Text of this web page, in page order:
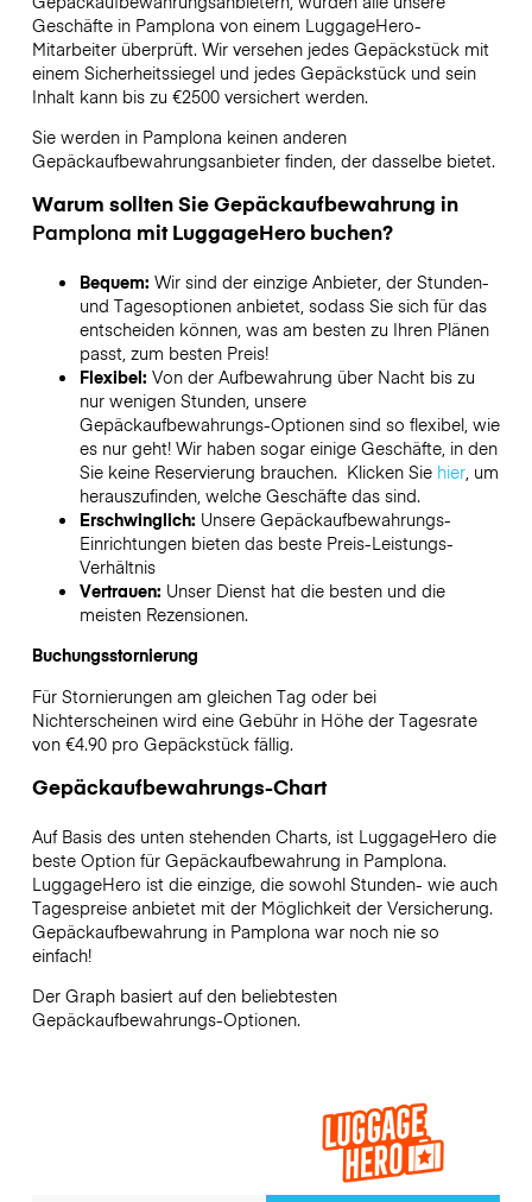
Geschäfte in Pamplona von einem LuggageHero-
Mitarbeiter überprüft. Wir versehen jedes Gepäckstück mit
einem Sicherheitssiegel und jedes Gepäckstück und sein
Inhalt kann bis zu €2500versichert werden.
Sie werden in Pamplona keinen anderen
Gepäckaufbewahrungsanbieter finden, der dasselbe bietet.
Warum sollten Sie Gepäckaufbewahrung in
Pamplona mit LuggageHero buchen?
Bequem: Wir sind der einzige Anbieter, der Stunden-
und Tagesoptionen anbietet, sodass Sie sich für das
entscheiden können, was am besten zu Ihren Plänen
passt, zum besten Preis!
Flexibel: Von der Aufbewahrung über Nacht bis zu
nur wenigen Stunden, unsere
Gepäckaufbewahrungs-Optionen sind so flexibel, wie
es nur geht! Wir haben sogar einige Geschäfte, in den
Sie keine Reservierung brauchen. Klicken Sie hier, um
herauszufinden, welche Geschäfte das sind.
Erschwinglich: Unsere Gepäckaufbewahrungs-
Einrichtungen bieten das beste Preis-Leistungs-
Verhältnis
Vertrauen: Unser Dienst hat die besten und die
meisten Rezensionen.
Buchungsstornierung
Für Stornierungen am gleichen Tag oder bei
Nichterscheinen wird eine Gebühr in Höhe der Tagesrate
von €4.90 pro Gepäckstück fällig.
Gepäckaufbewahrungs-Chart
Auf Basis des unten stehenden Charts, ist LuggageHero die
beste Option für Gepäckaufbewahrung in Pamplona.
LuggageHero ist die einzige, die sowohl Stunden- wie auch
Tagespreise anbietet mit der Möglichkeit der Versicherung.
Gepäckaufbewahrung in Pamplona war noch nie so
einfach!
Der Graph basiert auf den beliebtesten
Gepäckaufbewahrungs-Optionen.